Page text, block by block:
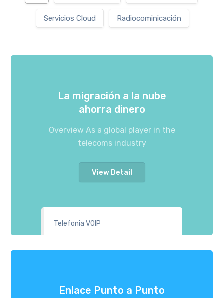
Servicios Cloud Radiocominicación
Telefonia VOIP
La migración a la nube
ahorra dinero
Overview As a global player in the
telecoms industry
View Detail
Enlace Punto a Punto